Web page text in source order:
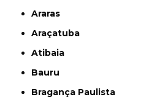
Araras
Araçatuba
Atibaia
Bauru
Bragança Paulista